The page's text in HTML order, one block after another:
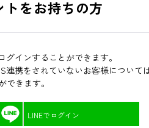
トをお持ちの方
グインすることができます。
連携をされていないお客様について
できます。
LINEでログイン